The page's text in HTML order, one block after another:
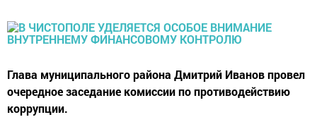
Глава муниципального района Дмитрий Иванов провел
очередное заседание комиссии по противодействию
коррупции.